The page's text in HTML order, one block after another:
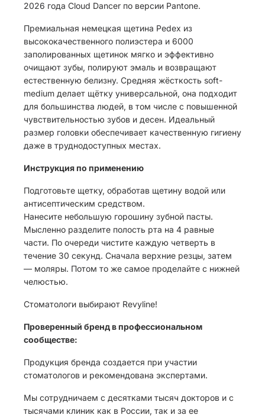
2026 года Cloud Dancer по версии Pantone.
Премиальная немецкая щетина Pedex из
высококачественного полиэстера и 6000
заполированных щетинок мягко и эффективно
очищают зубы, полируют эмаль и возвращают
естественную белизну. Средняя жёсткость soft-
medium делает щётку универсальной, она подходит
для большинства людей, в том числе с повышенной
чувствительностью зубов и десен. Идеальный
размер головки обеспечивает качественную гигиену
даже в труднодоступных местах.
Инструкция по применению
Подготовьте щетку, обработав щетину водой или
антисептическим средством.
Нанесите небольшую горошину зубной пасты.
Мысленно разделите полость рта на 4 равные
части. По очереди чистите каждую четверть в
течение 30 секунд. Сначала верхние резцы, затем
— моляры. Потом то же самое проделайте с нижней
челюстью.
Стоматологи выбирают Revyline!
Проверенный бренд в профессиональном
сообществе:
Продукция бренда создается при участии
стоматологов и рекомендована экспертами.
Мы сотрудничаем с десятками тысяч докторов и с
тысячами клиник как в России, так и за ее